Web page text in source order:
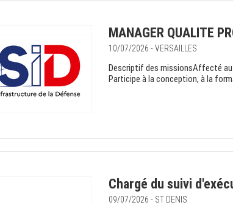
MANAGER QUALITE
10/07/2026 - VERSAILLES
Descriptif des missionsAffecté au
Participe à la conception, à la
Chargé du suivi
09/07/2026 - ST DENIS